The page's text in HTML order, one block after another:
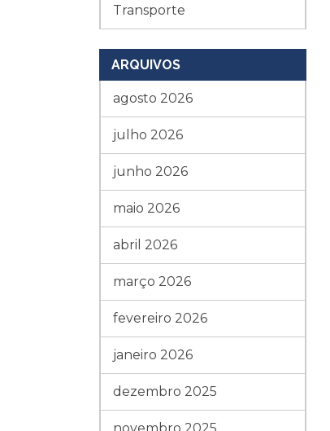
Transporte
ARQUIVOS
agosto 2026
julho 2026
junho 2026
maio 2026
abril 2026
março 2026
fevereiro 2026
janeiro 2026
dezembro 2025